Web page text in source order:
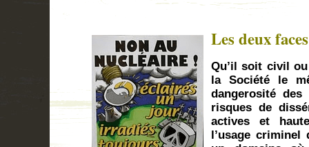
Les deux
Qu’il soit civil
la Société le
dangerosité des
risques de
actives et
l’usage